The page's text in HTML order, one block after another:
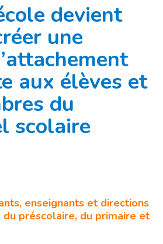
devient
une
aux élèves et
du
scolaire
enseignants et directions
du préscolaire, du primaire et